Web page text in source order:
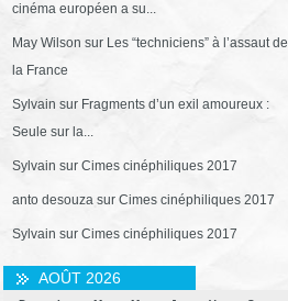
cinéma européen a su...
May Wilson sur Les “techniciens” à l’assaut de
la France
Sylvain sur Fragments d’un exil amoureux :
Seule sur la...
Sylvain sur Cimes cinéphiliques 2017
anto desouzasur Cimes cinéphiliques 2017
Sylvain sur Cimes cinéphiliques 2017
AOÛT 2026